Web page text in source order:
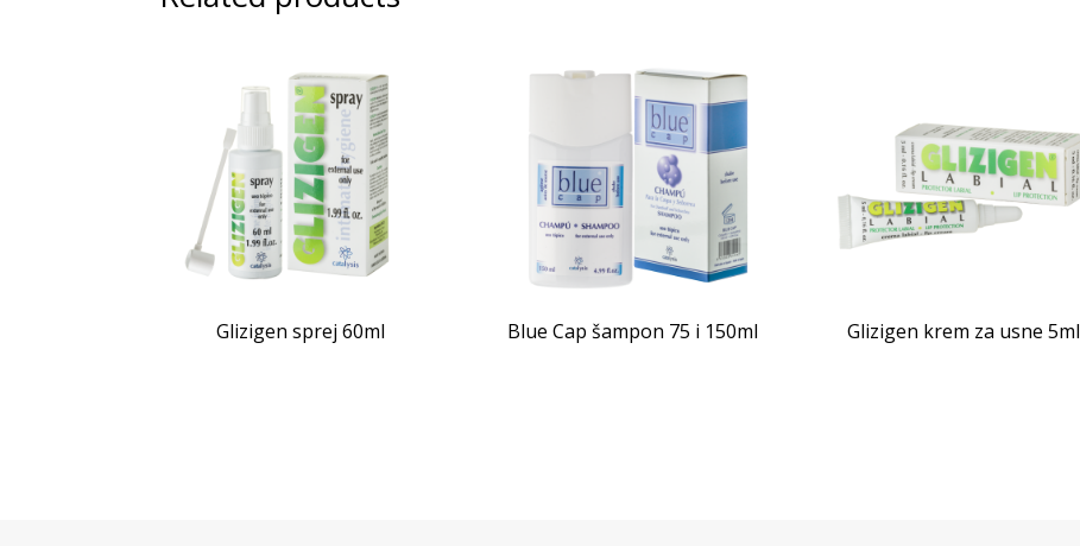
Glizigen sprej 60ml Blue Cap šampon 75 i 150ml Glizigen krem za usne 5ml